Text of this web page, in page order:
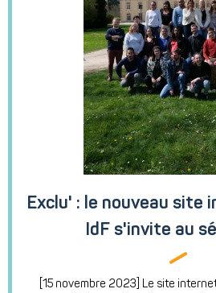
Exclu' : le nouveau site
IdF s'invite au
[15 novembre 2023] Le site